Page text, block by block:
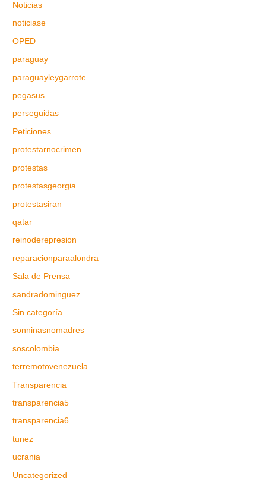
Noticias
noticiase
OPED
paraguay
paraguayleygarrote
pegasus
perseguidas
Peticiones
protestarnocrimen
protestas
protestasgeorgia
protestasiran
qatar
reinoderepresion
reparacionparaalondra
Sala de Prensa
sandradominguez
Sin categoría
sonninasnomadres
soscolombia
terremotovenezuela
Transparencia
transparencia5
transparencia6
tunez
ucrania
Uncategorized